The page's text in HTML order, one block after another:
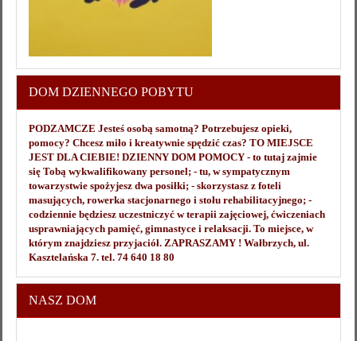
DOM DZIENNEGO POBYTU
PODZAMCZE Jesteś osobą samotną? Potrzebujesz opieki,
pomocy? Chcesz miło i kreatywnie spędzić czas? TO MIEJSCE
JEST DLA CIEBIE! DZIENNY DOM POMOCY - to tutaj zajmie
się Tobą wykwalifikowany personel; - tu, w sympatycznym
towarzystwie spożyjesz dwa posiłki; - skorzystasz z foteli
masujących, rowerka stacjonarnego i stołu rehabilitacyjnego; -
codziennie będziesz uczestniczyć w terapii zajęciowej, ćwiczeniach
usprawniających pamięć, gimnastyce i relaksacji. To miejsce, w
którym znajdziesz przyjaciół. ZAPRASZAMY ! Wałbrzych, ul.
Kasztelańska 7. tel. 74 640 18 80
NASZ DOM